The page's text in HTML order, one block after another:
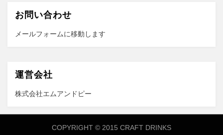
お問い合わせ
メールフォームに移動します
運営会社
株式会社エムアンドピー
COPYRIGHT © 2015 CRAFT DRINKS